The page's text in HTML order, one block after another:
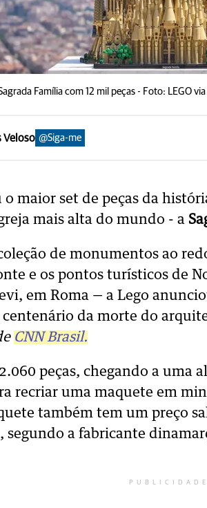
Família com 12 mil peças - Foto: LEGO
Veloso @Siga-me
o maior set de peças da
mais alta do mundo - a
de monumentos ao
e os pontos turísticos de
em Roma — a Lego
centenário da morte do
CNN Brasil.
peças, chegando a uma
recriar uma maquete em
também tem um preço
segundo a fabricante
PUBLICIDADE